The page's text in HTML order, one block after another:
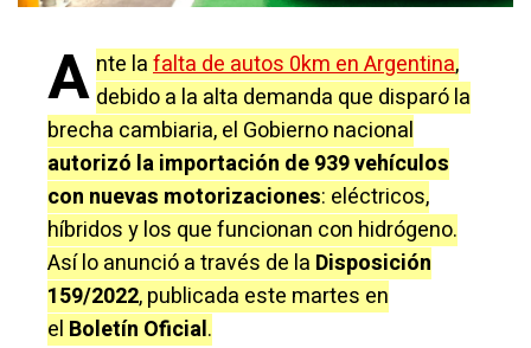
A nte lafalta de autos 0km en Argentina,
debido a la alta demanda que disparó la
brecha cambiaria, el Gobierno nacional
autorizó la importación de 939 vehículos
con nuevas motorizaciones: eléctricos,
híbridos y los que funcionan con hidrógeno.
Así lo anunció a través de la Disposición
159/2022, publicada este martes en
el Boletín Oficial.